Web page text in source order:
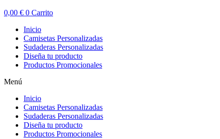
0,00 € 0 Carrito
Inicio
Camisetas Personalizadas
Sudaderas Personalizadas
Diseña tu producto
Productos Promocionales
Menú
Inicio
Camisetas Personalizadas
Sudaderas Personalizadas
Diseña tu producto
Productos Promocionales